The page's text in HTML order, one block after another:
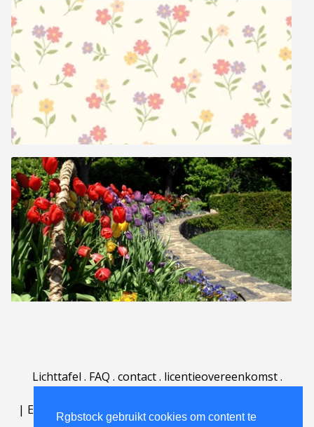
Rgbstock gebruikt cookies om content te
Lichttafel . FAQ . contact. licentieovereenkomst.
| English | Deutsch Español | Português